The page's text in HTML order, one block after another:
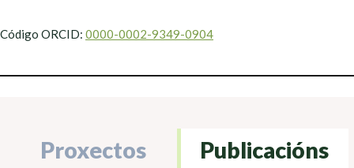
Código ORCID: 0000-0002-9349-0904
Proxectos Publicacións